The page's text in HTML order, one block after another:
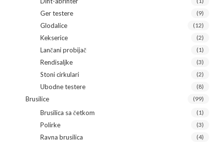
Ger testere (9)
Glodalice (12)
Kekserice (2)
Lančani probijač (1)
Rendisaljke (3)
Stoni cirkulari (2)
Ubodne testere (8)
Brusilice (99)
Brusilica sa četkom (1)
Polirke (3)
Ravna brusilica (4)